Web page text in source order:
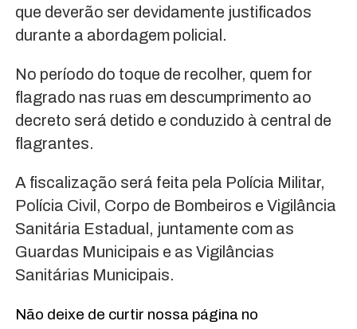
que deverão ser devidamente justificados
durante a abordagem policial.
No período do toque de recolher, quem for
flagrado nas ruas em descumprimento ao
decreto será detido e conduzido à central de
flagrantes.
A fiscalização será feita pela Polícia Militar,
Polícia Civil, Corpo de Bombeiros e Vigilância
Sanitária Estadual, juntamente com as
Guardas Municipais e as Vigilâncias
Sanitárias Municipais.
Não deixe de curtir nossa página no